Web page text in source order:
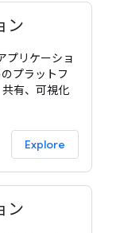
ン
プリケーショ
プラットフ
有、可視化
Explore
ン